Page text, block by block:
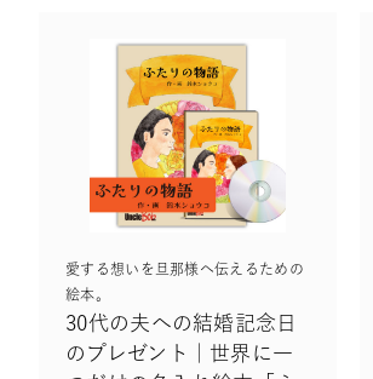
愛する想いを旦那様へ伝えるための
絵本。
30代の夫への結婚記念日
のプレゼント｜世界に一